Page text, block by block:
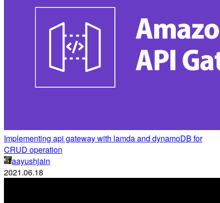
Implementing api gateway with lamda and dynamoDB for
CRUD operation
aayushjain
2021.06.18